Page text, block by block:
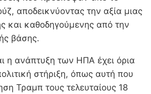
αποδεικνύοντας την αξία μιας
και καθοδηγούμενης από την
βάσης.
η ανάπτυξη των ΗΠΑ έχει όρια
στήριξη, όπως αυτή που
Τραμπ τους τελευταίους 18